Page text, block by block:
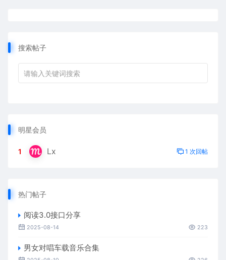
搜索帖子
明星会员
1 Lx 1 次回帖
热门帖子
阅读3.0接口分享
2025-08-14 223
男女对唱车载音乐合集